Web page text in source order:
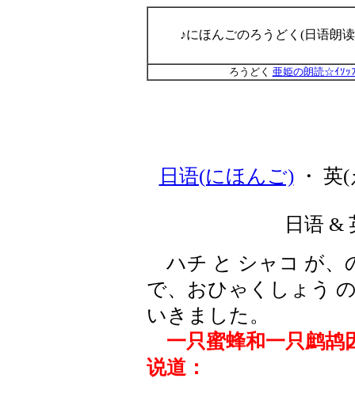
♪にほんごのろうどく(日语朗
ろうどく 亜姫の朗読☆ｲｿｯ
日语(にほんご)・ 英(
日语 &
ハチ と シャコ が、
で、おひゃくしょう
いきました。
一只蜜蜂和一只鹧鸪
说道：